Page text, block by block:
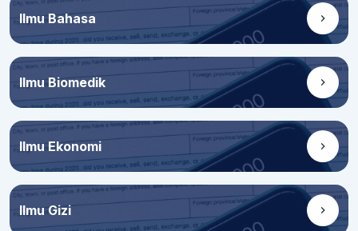
Ilmu Bahasa
Ilmu Biomedik
Ilmu Ekonomi
Ilmu Gizi